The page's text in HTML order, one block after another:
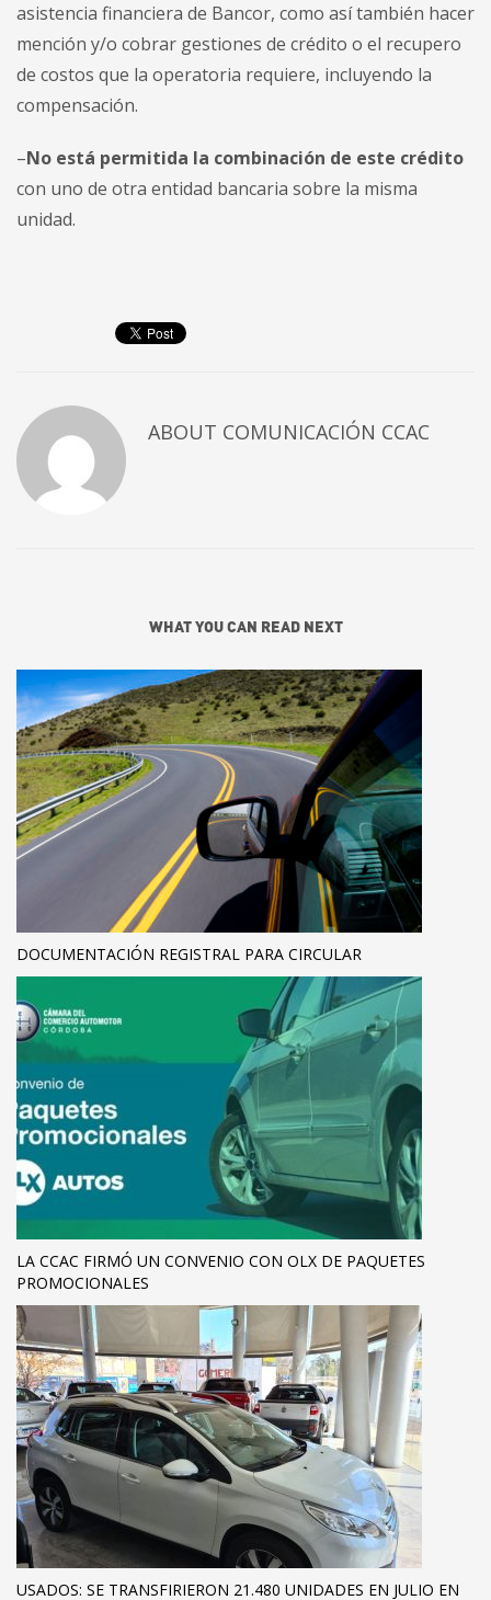
asistencia financiera de Bancor, como así también hacer
mención y/o cobrar gestiones de crédito o el recupero
de costos que la operatoria requiere, incluyendo la
compensación.
–No está permitida la combinación de este crédito
con uno de otra entidad bancaria sobre la misma
unidad.
ABOUT COMUNICACIÓN CCAC
WHAT YOU CAN READ NEXT
DOCUMENTACIÓN REGISTRAL PARA CIRCULAR
LA CCAC FIRMÓ UN CONVENIO CON OLX DE PAQUETES
PROMOCIONALES
USADOS: SE TRANSFIRIERON 21.480 UNIDADES EN JULIO EN